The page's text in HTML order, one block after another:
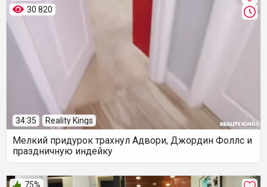
30 820
34:35 Reality Kings
Мелкий придурок трахнул Адвори, Джордин Фоллс и
праздничную индейку
75%